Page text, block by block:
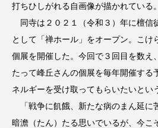
打ちひしがれる自画像が描かれている。
同寺は２０２１（令和３）年に檀信
として「禅ホール」をオープン。こけ
個展を開催した。今回で３回目を数え
たって峰丘さんの個展を毎年開催する
ネルギーを受け取ってもらいたいとい
「戦争に飢餓、新たな病のまん延に
暗澹（たん）たる思いでいるが、今こ